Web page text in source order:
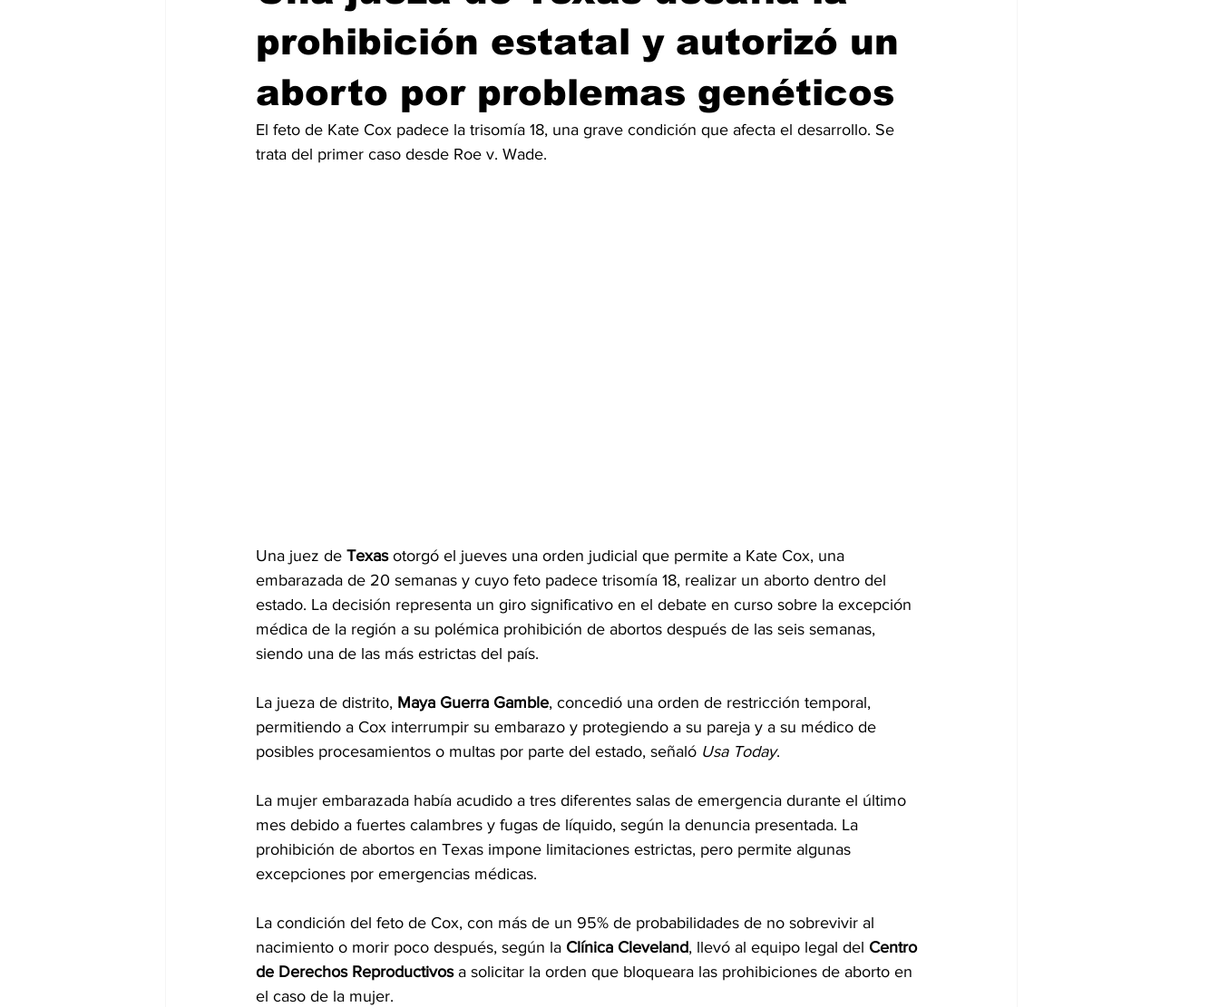
prohibición estatal y autorizó un
aborto por problemas genéticos
El feto de Kate Cox padece la trisomía 18, una grave condición que afecta el desarrollo. Se
trata del primer caso desde Roe v. Wade.
Una juez de Texas otorgó el jueves una orden judicial que permite a Kate Cox, una
embarazada de 20 semanas y cuyo feto padece trisomía 18, realizar un aborto dentro del
estado. La decisión representa un giro significativo en el debate en curso sobre la excepción
médica de la región a su polémica prohibición de abortos después de las seis semanas,
siendo una de las más estrictas del país.
La jueza de distrito, Maya Guerra Gamble, concedió una orden de restricción temporal,
permitiendo a Cox interrumpir su embarazo y protegiendo a su pareja y a su médico de
posibles procesamientos o multas por parte del estado, señaló Usa Today.
La mujer embarazada había acudido a tres diferentes salas de emergencia durante el último
mes debido a fuertes calambres y fugas de líquido, según la denuncia presentada. La
prohibición de abortos en Texas impone limitaciones estrictas, pero permite algunas
excepciones por emergencias médicas.
La condición del feto de Cox, con más de un 95% de probabilidades de no sobrevivir al
nacimiento o morir poco después, según la Clínica Cleveland, llevó al equipo legal del Centro
de Derechos Reproductivos a solicitar la orden que bloqueara las prohibiciones de aborto en
el caso de la mujer.